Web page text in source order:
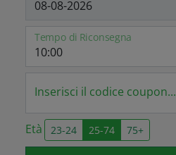
Tempo di Riconsegna
Inserisci il codice coupon...
Età 23-24 25-74 75+